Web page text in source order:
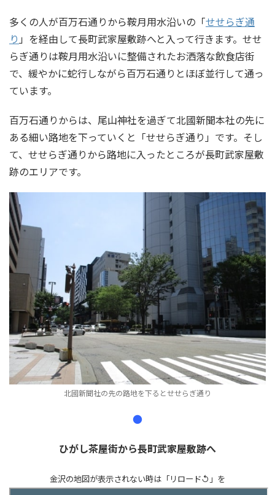
多くの人が百万石通りから鞍月用水沿いの「せせらぎ通
り 」を経由して長町武家屋敷跡へと入って行きます。せせ
らぎ通りは鞍月用水沿いに整備されたお洒落な飲食店街
で、緩やかに蛇行しながら百万石通りとほぼ並行して通っ
ています。
百万石通りからは、尾山神社を過ぎて北國新聞本社の先に
ある細い路地を下っていくと「せせらぎ通り」です。そし
て、せせらぎ通りから路地に入ったところが長町武家屋敷
跡のエリアです。
北國新聞社の先の路地を下るとせせらぎ通り
●
ひがし茶屋街から長町武家屋敷跡へ
金沢の地図が表示されない時は「リロード↺」を